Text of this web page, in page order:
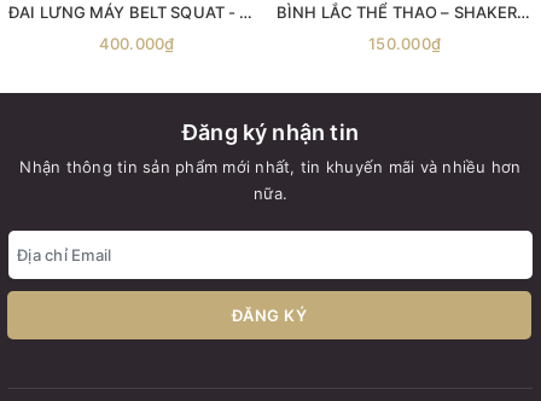
ĐAI LƯNG MÁY BELT SQUAT - Máy gánh đùi với dây đai Belt Squat
400.000₫
BÌNH LẮC THỂ THAO – SHAKER MYPROTEIN 600ML
150.000₫
Đăng ký nhận tin
Nhận thông tin sản phẩm mới nhất, tin khuyến mãi và nhiều hơn
nữa.
ĐĂNG KÝ